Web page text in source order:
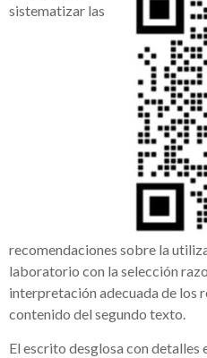
sistematizar las
recomendaciones sobre la
laboratorio con la selección
interpretación adecuada de los
contenido del segundo texto.
El escrito desglosa con detalles